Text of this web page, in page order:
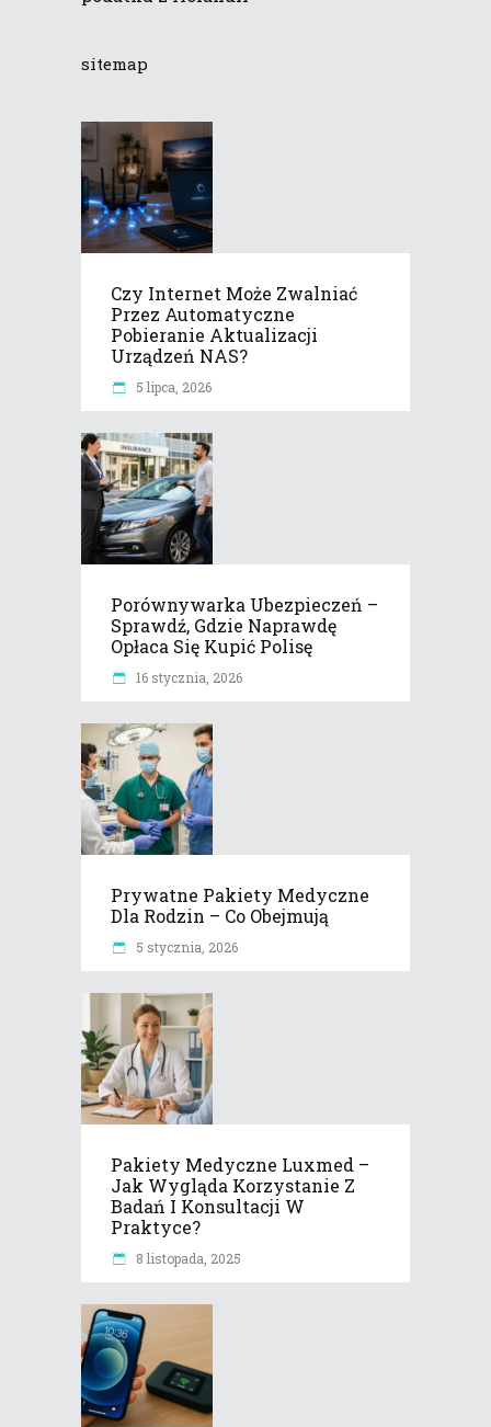
sitemap
Czy Internet Może Zwalniać
Przez Automatyczne
Pobieranie Aktualizacji
Urządzeń NAS?
5 lipca, 2026
Porównywarka Ubezpieczeń –
Sprawdź, Gdzie Naprawdę
Opłaca Się Kupić Polisę
16 stycznia, 2026
Prywatne Pakiety Medyczne
Dla Rodzin – Co Obejmują
5 stycznia, 2026
Pakiety Medyczne Luxmed –
Jak Wygląda Korzystanie Z
Badań I Konsultacji W
Praktyce?
8 listopada, 2025